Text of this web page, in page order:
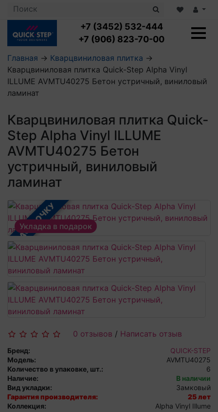
+7 (3452) 532-444
+7 (906) 823-70-00
Ламинат с укладкой
Посмотреть все категории
LOC FLOOR PLUS
LOC FLOOR ARCTIC
Посмотреть все категории
Кварцвиниловая плитка с укладкой
Клеевая кварцвиниловая плитка
Виниловый ламинат
Кварцвинил SPC OASIS
Посмотреть все категории
Плинтус
Профили для ступеней
Подложка
Пороги
Аксессуары для напольных покрытий
Посмотреть все категории
Аксессуары для стеновых панелей
Посмотреть все категории
Главная → Кварцвиниловая плитка →
Кварцвиниловая плитка Quick-Step Alpha Vinyl
ILLUME AVMTU40275 Бетон устричный, виниловый
ламинат
Кварцвиниловая плитка Quick-
Step Alpha Vinyl ILLUME
AVMTU40275 Бетон
устричный, виниловый
ламинат
В РАССРОЧКУ
Укладка в подарок
0 отзывов / Написать отзыв
Бренд:
QUICK-STEP
Модель:
AVMTU40275
Количество в упаковке, шт.:
6
Наличие:
В наличии
Вид укладки:
Замковый
Гарантия производителя:
25 лет
Коллекция:
Alpha Vinyl Illume